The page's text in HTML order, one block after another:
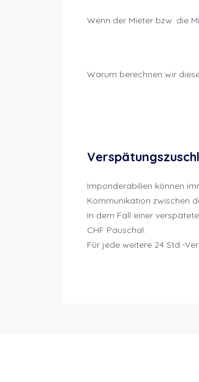
Wenn der Mieter bzw. die
Warum berechnen wir
Imponderabilien können
Kommunikation zwischen
In dem Fall einer
CHF Pauschal.
Für jede weitere 24 Std.-